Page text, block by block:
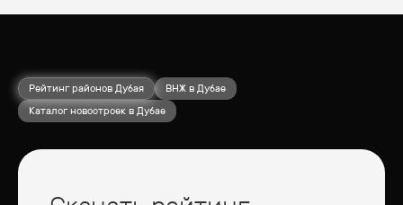
Рейтинг районов Дубая
ВНЖ в Дубае
Каталог новостроек в Дубае